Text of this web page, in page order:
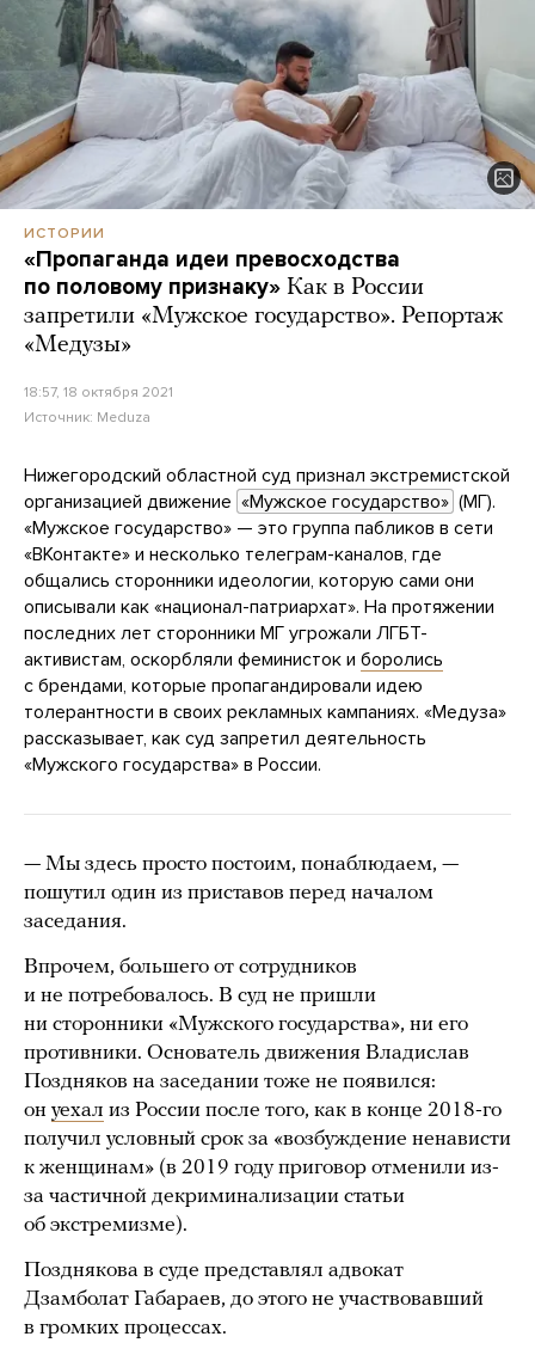
ИСТОРИИ
«Пропаганда идеи превосходства
по половому признаку» Как в России
запретили «Мужское государство». Репортаж
«Медузы»
18:57, 18 октября 2021
Источник: Meduza
Нижегородский областной суд признал экстремистской
организацией движение «Мужское государство» (МГ).
«Мужское государство» — это группа пабликов в сети
«ВКонтакте» и несколько телеграм-каналов, где
общались сторонники идеологии, которую сами они
описывали как «национал-патриархат». На протяжении
последних лет сторонники МГ угрожали ЛГБТ-
активистам, оскорбляли феминисток и боролись
с брендами, которые пропагандировали идею
толерантности в своих рекламных кампаниях. «Медуза»
рассказывает, как суд запретил деятельность
«Мужского государства» в России.
— Мы здесь просто постоим, понаблюдаем, —
пошутил один из приставов перед началом
заседания.
Впрочем, большего от сотрудников
и не потребовалось. В суд не пришли
ни сторонники «Мужского государства», ни его
противники. Основатель движения Владислав
Поздняков на заседании тоже не появился:
он уехал из России после того, как в конце 2018-го
получил условный срок за «возбуждение ненависти
к женщинам» (в 2019 году приговор отменили из-
за частичной декриминализации статьи
об экстремизме).
Позднякова в суде представлял адвокат
Дзамболат Габараев, до этого не участвовавший
в громких процессах.